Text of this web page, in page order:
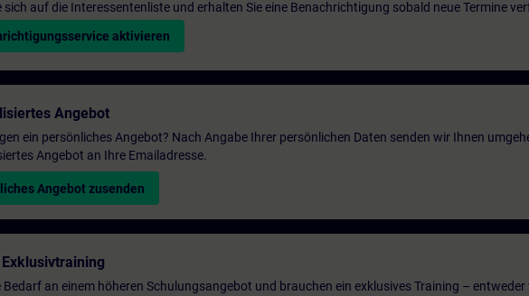
sich auf die Interessentenliste und erhalten Sie eine Benachrichtigung sobald neue Termine
aktivieren
Angebot
ein persönliches Angebot? Nach Angabe Ihrer persönlichen Daten senden wir Ihnen
Angebot an Ihre Emailadresse.
Angebot zusenden
Bedarf an einem höheren Schulungsangebot und brauchen ein exklusives Training – entweder